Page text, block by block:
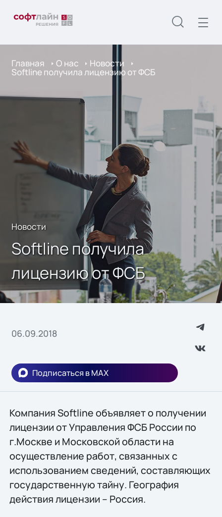
Главная О нас Новости
Softline получила лицензию от ФСБ
Новости
Softline получила
лицензию от ФСБ
06.09.2018
Подписаться в MAX
Компания Softline объявляет о получении
лицензии от Управления ФСБ России по
г.Москве и Московской области на
осуществление работ, связанных с
использованием сведений, составляющих
государственную тайну. География
действия лицензии – Россия.